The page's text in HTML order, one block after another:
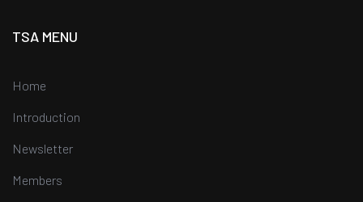
TSA MENU
Home
Introduction
Newsletter
Members